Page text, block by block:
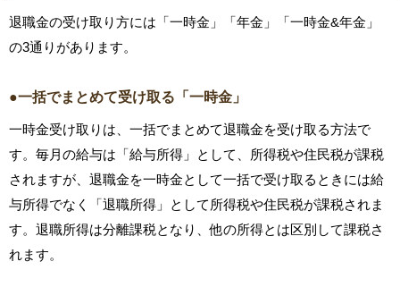
退職金の受け取り方には「一時金」「年金」「一時金&年金」
の3通りがあります。
●一括でまとめて受け取る「一時金」
一時金受け取りは、一括でまとめて退職金を受け取る方法で
す。毎月の給与は「給与所得」として、所得税や住民税が課税
されますが、退職金を一時金として一括で受け取るときには給
与所得でなく「退職所得」として所得税や住民税が課税されま
す。退職所得は分離課税となり、他の所得とは区別して課税さ
れます。